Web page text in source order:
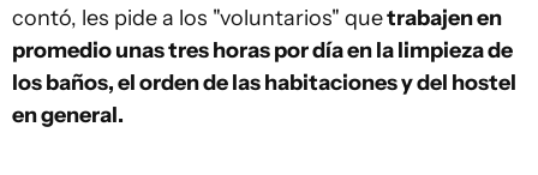
contó, les pide a los "voluntarios" quetrabajen en
promedio unas tres horas por día en la limpieza de
los baños, el orden de las habitaciones y del hostel
en general.